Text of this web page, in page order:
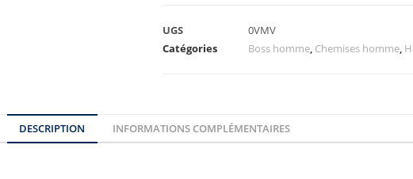
UGS
0VMV
Catégories
Boss homme, Chemises homme,
DESCRIPTION INFORMATIONS COMPLÉMENTAIRES